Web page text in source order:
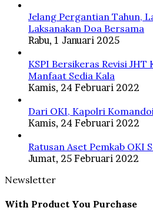
Jelang Pergantian Tahun,
Laksanakan Doa Bersama
Rabu, 1 Januari 2025
KSPI Bersikeras Revisi
Manfaat Sedia Kala
Kamis, 24 Februari 2022
Dari OKI, Kapolri
Kamis, 24 Februari 2022
Ratusan Aset Pemkab OKI
Jumat, 25 Februari 2022
Newsletter
With Product You Purchase